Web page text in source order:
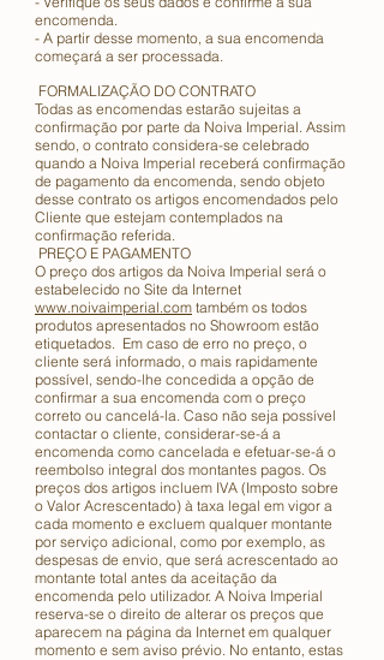
encomenda.
- A partir desse momento, a sua encomenda
começará a ser processada.
FORMALIZAÇÃO DO CONTRATO
Todas as encomendas estarão sujeitas a
confirmação por parte da Noiva Imperial. Assim
sendo, o contrato considera-se celebrado
quando a Noiva Imperial receberá confirmação
de pagamento da encomenda, sendo objeto
desse contrato os artigos encomendados pelo
Cliente que estejam contemplados na
confirmação referida.
PREÇO E PAGAMENTO
O preço dos artigos da Noiva Imperial será o
estabelecido no Site da Internet
www.noivaimperial.com também os todos
produtos apresentados no Showroom estão
etiquetados. Em caso de erro no preço, o
cliente será informado, o mais rapidamente
possível, sendo-lhe concedida a opção de
confirmar a sua encomenda com o preço
correto ou cancelá-la. Caso não seja possível
contactar o cliente, considerar-se-á a
encomenda como cancelada e efetuar-se-á o
reembolso integral dos montantes pagos. Os
preços dos artigos incluem IVA (Imposto sobre
o Valor Acrescentado) à taxa legal em vigor a
cada momento e excluem qualquer montante
por serviço adicional, como por exemplo, as
despesas de envio, que será acrescentado ao
montante total antes da aceitação da
encomenda pelo utilizador. A Noiva Imperial
reserva-se o direito de alterar os preços que
aparecem na página da Internet em qualquer
momento e sem aviso prévio. No entanto, estas